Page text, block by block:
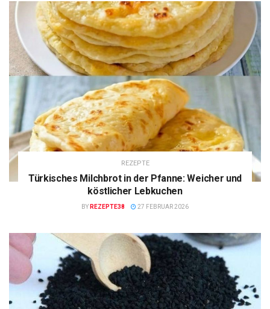
REZEPTE
Türkisches Milchbrot in der Pfanne: Weicher und
köstlicher Lebkuchen
BY REZEPTE38 27 FEBRUAR 2026